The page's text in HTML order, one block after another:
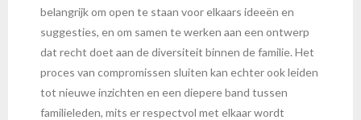
belangrijk om open te staan voor elkaars ideeën en
suggesties, en om samen te werken aan een ontwerp
dat recht doet aan de diversiteit binnen de familie. Het
proces van compromissen sluiten kan echter ook leiden
tot nieuwe inzichten en een diepere band tussen
familieleden, mits er respectvol met elkaar wordt